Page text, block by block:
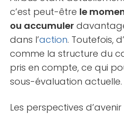
c’est peut-être le
ou accumuler
dans l’action. Toutefois,
comme la structure du
pris en compte, ce qui
sous-évaluation actuelle.
Les perspectives